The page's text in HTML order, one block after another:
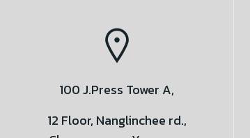
100 J.Press Tower A,
12 Floor, Nanglinchee rd.,